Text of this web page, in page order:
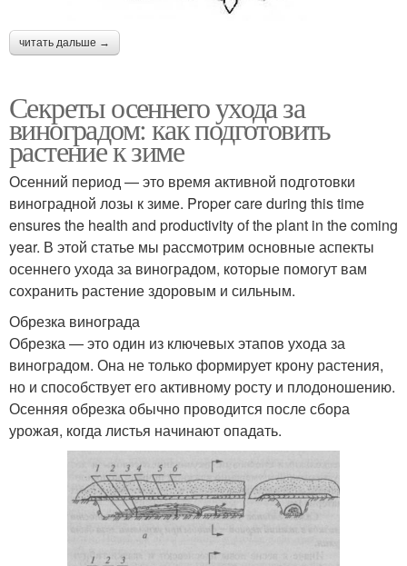
читать дальше →
Секреты осеннего ухода за
виноградом: как подготовить
растение к зиме
Осенний период — это время активной подготовки
виноградной лозы к зиме. Proper care during this time
ensures the health and productivity of the plant in the coming
year. В этой статье мы рассмотрим основные аспекты
осеннего ухода за виноградом, которые помогут вам
сохранить растение здоровым и сильным.
Обрезка винограда
Обрезка — это один из ключевых этапов ухода за
виноградом. Она не только формирует крону растения,
но и способствует его активному росту и плодоношению.
Осенняя обрезка обычно проводится после сбора
урожая, когда листья начинают опадать.